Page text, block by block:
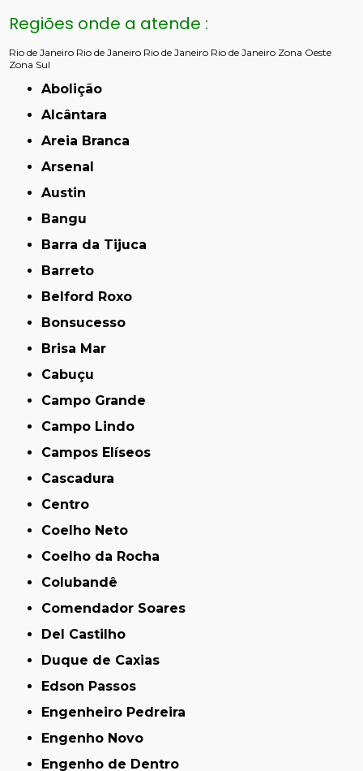
Regiões onde a atende :
Rio de Janeiro Rio de Janeiro Rio de Janeiro Rio de Janeiro Zona Oeste
Zona Sul
Abolição
Alcântara
Areia Branca
Arsenal
Austin
Bangu
Barra da Tijuca
Barreto
Belford Roxo
Bonsucesso
Brisa Mar
Cabuçu
Campo Grande
Campo Lindo
Campos Elíseos
Cascadura
Centro
Coelho Neto
Coelho da Rocha
Colubandê
Comendador Soares
Del Castilho
Duque de Caxias
Edson Passos
Engenheiro Pedreira
Engenho Novo
Engenho de Dentro